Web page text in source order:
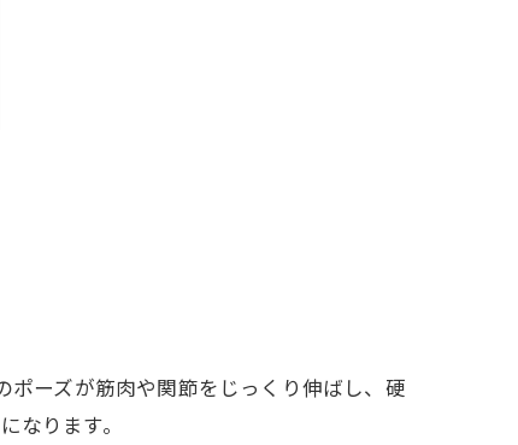
ーズが筋肉や関節をじっくり伸ばし、硬
なります。